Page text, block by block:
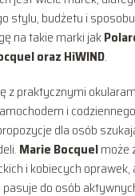
stylu, budżetu i
na takie marki jak
oraz HiWIND.
z praktycznymi
i
dla osób
Marie Bocquelmoże
i kobiecych oprawek,
do osób